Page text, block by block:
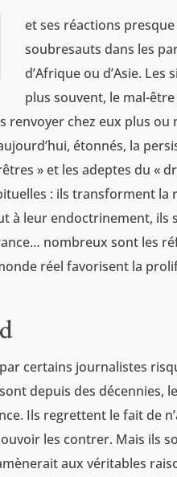
et ses réactions
soubresauts dans les
d’Afrique ou d’Asie.
plus souvent, le mal-
renvoyer chez eux plus
étonnés, la
» et les adeptes du «
: ils transforment la
à leur endoctrinement, ils
nombreux sont les
réel favorisent la
certains journalistes
depuis des décennies,
Ils regrettent le fait de
les contrer. Mais ils
aux véritables